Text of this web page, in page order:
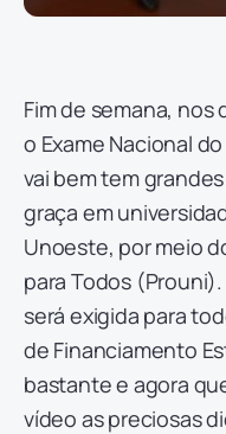
Fim de semana,
o Exame Nacional
vai bem tem
graça em
Unoeste, por meio
para Todos (Prouni).
será exigida para
de Financiamento
bastante e agora
vídeo as preciosas